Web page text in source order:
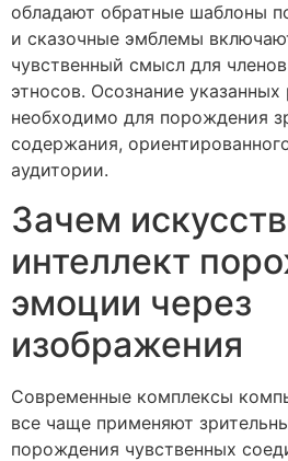
обладают обратные шаблоны
и сказочные эмблемы
чувственный смысл для
этносов. Осознание
необходимо для порождения
содержания,
аудитории.
Зачем
интеллект
эмоции через
изображения
Современные комплексы
все чаще применяют
порождения чувственных